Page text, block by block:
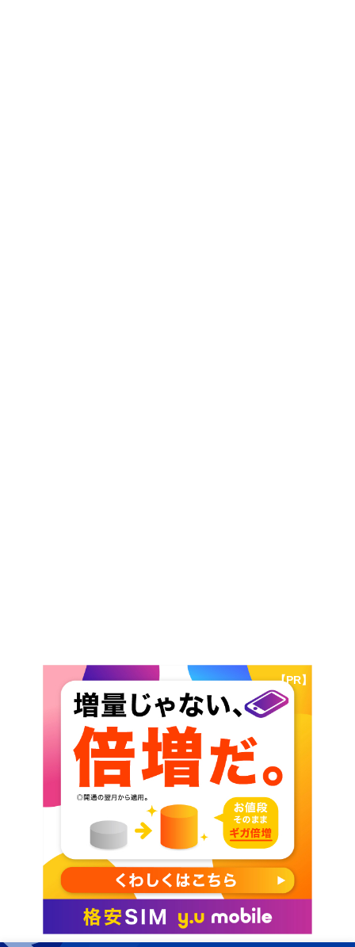
【PR】